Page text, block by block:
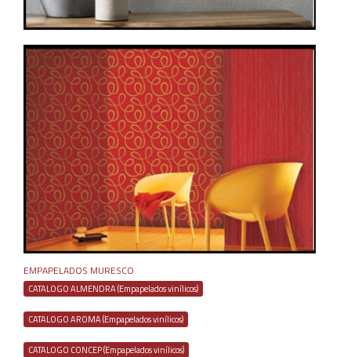
EMPAPELADOS MURESCO
CATALOGO ALMENDRA (Empapelados vinílicos)
CATALOGO AROMA (Empapelados vinílicos)
CATALOGO CONCEP (Empapelados vinílicos)